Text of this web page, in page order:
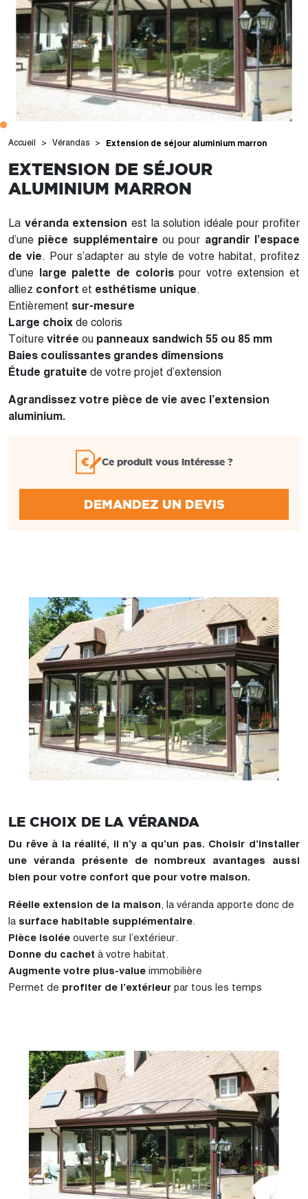
Accueil Vérandas Extension de séjour aluminium marron
EXTENSION DE SÉJOUR
ALUMINIUM MARRON
La véranda extension est la solution idéale pour profiter
d’une pièce supplémentaireou pour agrandir l’espace
de vie. Pour s’adapter au style de votre habitat, profitez
d’une large palette de colorispour votre extension et
alliez confort et esthétisme unique.
Entièrement sur-mesure
Large choix de coloris
Toiture vitrée ou panneaux sandwich 55 ou 85 mm
Baies coulissantes grandes dimensions
Étude gratuite de votre projet d’extension
Agrandissez votre pièce de vie avec l’extension
aluminium.
Ce produit vous intéresse ?
DEMANDEZ UN DEVIS
LE CHOIX DE LA VÉRANDA
Du rêve à la réalité, il n’y a qu’un pas. Choisir d’installer
une véranda présente de nombreux avantages aussi
bien pour votre confort que pour votre maison.
Réelle extension de la maison, la véranda apporte donc de
la surface habitable supplémentaire.
Pièce isolée ouverte sur l’extérieur.
Donne du cachet à votre habitat.
Augmente votre plus-value immobilière
Permet de profiter de l’extérieur par tous les temps